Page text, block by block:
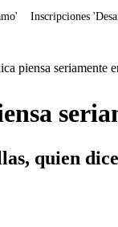
Inscripciones
piensa seriamente
quien